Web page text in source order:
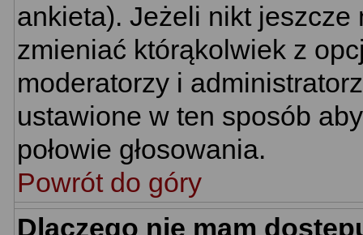
ankieta). Jeżeli nikt jeszcze
zmieniać którąkolwiek z
moderatorzy i
ustawione w ten sposób
połowie głosowania.
Powrót do góry
Dlaczego nie mam